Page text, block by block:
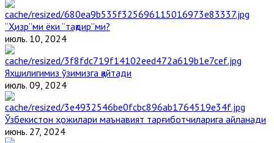
“Ҳизр”ми ёки “тақдир”ми?
июль. 10, 2024
Яхшилигимиз ўзимизга қайтади
июль. 09, 2024
Ўзбекистон ҳожилари маънавият тарғиботчиларига айланади
июнь. 27, 2024